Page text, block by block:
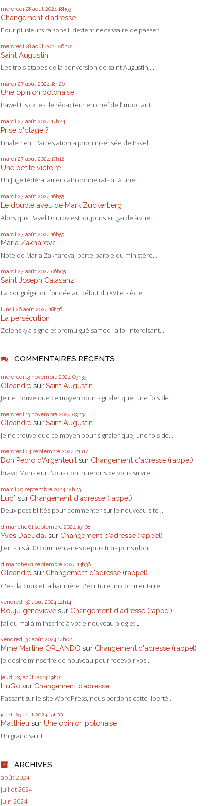
mercredi 28 août 2024 18h53
Changement d’adresse
Pour plusieurs raisons il devient nécessaire de passer...
mercredi 28 août 2024 06h01
Saint Augustin
Les trois étapes de la conversion de saint Augustin,...
mardi 27 août 2024 18h26
Une opinion polonaise
Paweł Lisicki est le rédacteur en chef de l’important...
mardi 27 août 2024 17h24
Prise d'otage ?
Finalement, l'arrestation a priori insensée de Pavel...
mardi 27 août 2024 17h12
Une petite victoire
Un juge fédéral américain donne raison à une...
mardi 27 août 2024 16h55
Le double aveu de Mark Zuckerberg
Alors que Pavel Dourov est toujours en garde à vue,...
mardi 27 août 2024 16h53
Maria Zakharova
Note de Maria Zakharova, porte-parole du ministère...
mardi 27 août 2024 06h05
Saint Joseph Calasanz
La congrégation fondée au début du XVIIe siècle...
lundi 26 août 2024 18h36
La persécution
Zelensky a signé et promulgué samedi la loi interdisant...
COMMENTAIRES RÉCENTS
mercredi 13 novembre 2024 09h35
Oléandre sur Saint Augustin
Je ne trouve que ce moyen pour signaler que, une fois de...
mercredi 13 novembre 2024 09h34
Oléandre sur Saint Augustin
Je ne trouve que ce moyen pour signaler que, une fois de...
mercredi 04 septembre 2024 21h17
Don Pedro d‘Argenteuil sur Changement d'adresse (rappel)
Bravo Monsieur. Nous continuerons de vous suivre....
mardi 03 septembre 2024 12h23
Luc* sur Changement d'adresse (rappel)
Deux possibilités pour commenter sur le nouveau site ;...
dimanche 01 septembre 2024 15h08
Yves Daoudal sur Changement d'adresse (rappel)
J'en suis à 30 commentaires depuis trois jours (dont...
dimanche 01 septembre 2024 14h36
Oléandre sur Changement d'adresse (rappel)
C'est la croix et la bannière d'écriture un commentaire...
vendredi 30 août 2024 14h14
Bouju genevieve sur Changement d'adresse (rappel)
J’ai du mal à m inscrire à votre nouveau blog et...
vendredi 30 août 2024 14h02
Mme Martine ORLANDO sur Changement d'adresse (rappel)
Je désire m’inscrire de nouveau pour recevoir vos...
jeudi 29 août 2024 19h01
HuGo sur Changement d’adresse
Passant sur le site WordPress, nous perdons cette liberté...
jeudi 29 août 2024 19h00
Matthieu sur Une opinion polonaise
Un grand saint
ARCHIVES
août 2024
juillet 2024
juin 2024